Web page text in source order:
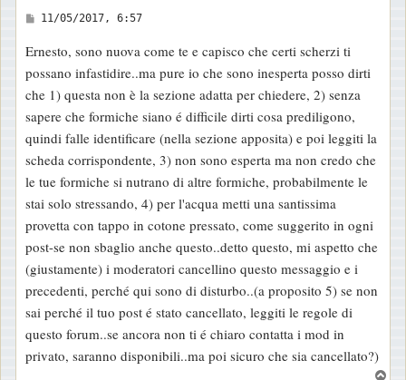
M
s
s
a
g
g
i
o
11/05/2017, 6:57
Ernesto, sono nuova come te e capisco che certi scherzi ti
possano infastidire..ma pure io che sono inesperta posso dirti
che 1) questa non è la sezione adatta per chiedere, 2) senza
sapere che formiche siano é difficile dirti cosa prediligono,
quindi falle identificare (nella sezione apposita) e poi leggiti la
scheda corrispondente, 3) non sono esperta ma non credo che
le tue formiche si nutrano di altre formiche, probabilmente le
stai solo stressando, 4) per l'acqua metti una santissima
provetta con tappo in cotone pressato, come suggerito in ogni
post-se non sbaglio anche questo..detto questo, mi aspetto che
(giustamente) i moderatori cancellino questo messaggio e i
precedenti, perché qui sono di disturbo..(a proposito 5) se non
sai perché il tuo post é stato cancellato, leggiti le regole di
questo forum..se ancora non ti é chiaro contatta i mod in
privato, saranno disponibili..ma poi sicuro che sia cancellato?)